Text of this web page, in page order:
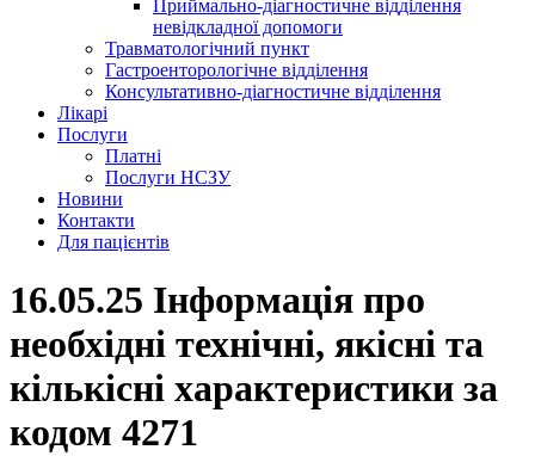
Приймально-діагностичне відділення
невідкладної допомоги
Травматологічний пункт
Гастроенторологічне відділення
Консультативно-діагностичне відділення
Лікарі
Послуги
Платні
Послуги НСЗУ
Новини
Контакти
Для пацієнтів
16.05.25 Інформація про
необхідні технічні, якісні та
кількісні характеристики за
кодом 4271